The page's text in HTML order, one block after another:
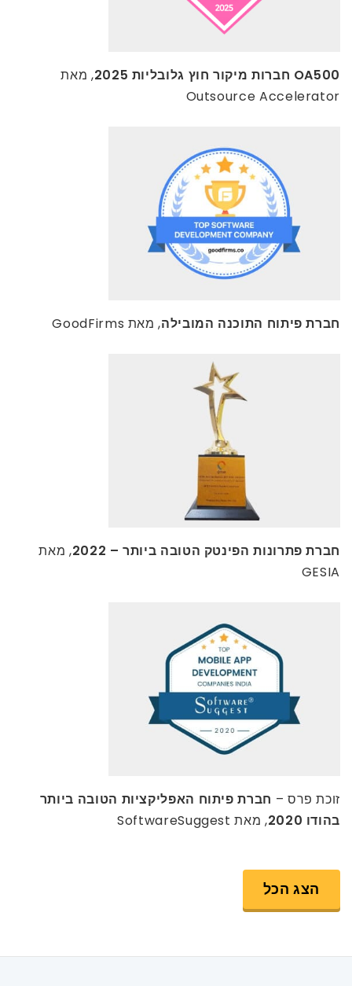
OA500 חברות מיקור חוץ גלובליות 2025
, מאת
Outsource Accelerator
חברת פיתוח התוכנה המובילה, מאת GoodFirms
חברת פתרונות הפינטק הטובה ביותר – 2022
, מאת
GESIA
זוכת פרס – חברת פיתוח האפליקציות הטובה ביותר
בהודו 2020
, מאת SoftwareSuggest
הצג הכל